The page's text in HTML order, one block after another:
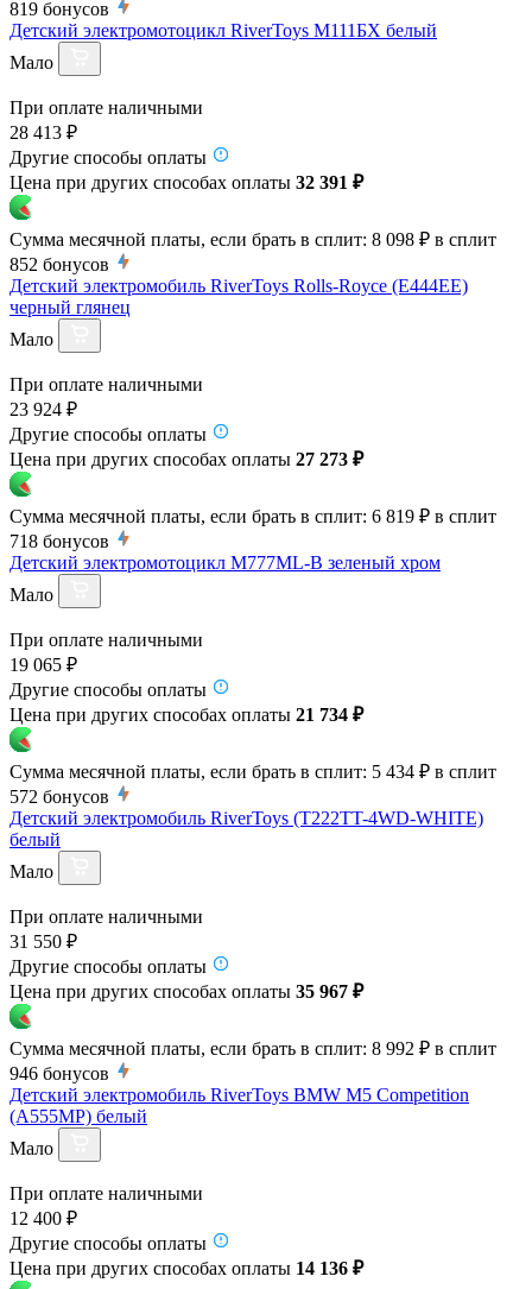
819 бонусов
Детский электромотоцикл RiverToys М111БХ белый
Мало
При оплате наличными
28 413 ₽
Другие способы оплаты
Цена при других способах оплаты 32 391 ₽
Сумма месячной платы, если брать в сплит: 8 098 ₽ в сплит
852 бонусов
Детский электромобиль RiverToys Rolls-Royce (E444EE)
черный глянец
Мало
При оплате наличными
23 924 ₽
Другие способы оплаты
Цена при других способах оплаты 27 273 ₽
Сумма месячной платы, если брать в сплит: 6 819 ₽ в сплит
718 бонусов
Детский электромотоцикл M777ML-B зеленый хром
Мало
При оплате наличными
19 065 ₽
Другие способы оплаты
Цена при других способах оплаты 21 734 ₽
Сумма месячной платы, если брать в сплит: 5 434 ₽ в сплит
572 бонусов
Детский электромобиль RiverToys (T222TT-4WD-WHITE)
белый
Мало
При оплате наличными
31 550 ₽
Другие способы оплаты
Цена при других способах оплаты 35 967 ₽
Сумма месячной платы, если брать в сплит: 8 992 ₽ в сплит
946 бонусов
Детский электромобиль RiverToys BMW M5 Competition
(A555MP) белый
Мало
При оплате наличными
12 400 ₽
Другие способы оплаты
Цена при других способах оплаты 14 136 ₽